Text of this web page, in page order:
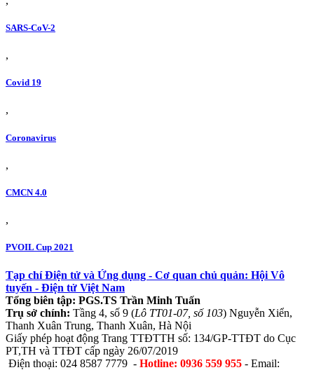
SARS-CoV-2
,
Covid 19
,
Coronavirus
,
CMCN 4.0
,
PVOIL Cup 2021
Tạp chí Điện tử và Ứng dụng - Cơ quan chủ quản: Hội Vô
tuyến - Điện tử Việt Nam
Tổng biên tập: PGS.TS Trần Minh Tuấn
Trụ sở chính: Tầng 4, số 9 (Lô TT01-07, số 103) Nguyễn Xiển,
Thanh Xuân Trung, Thanh Xuân, Hà Nội
Giấy phép hoạt động Trang TTĐTTH số: 134/GP-TTĐT do Cục
PT,TH và TTĐT cấp ngày 26/07/2019
Điện thoại: 024 8587 7779 - Hotline: 0936 559 955 - Email: